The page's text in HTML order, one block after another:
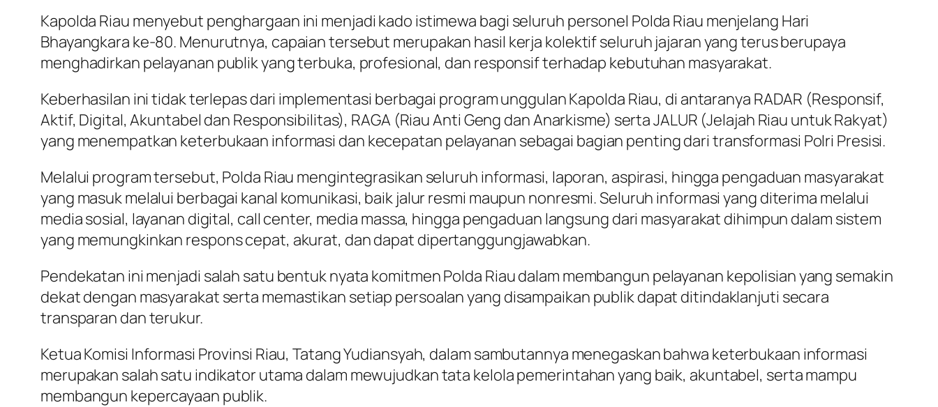
Kapolda Riau menyebut penghargaan ini menjadi kado istimewa bagi seluruh personel Polda Riau menjelang Hari
Bhayangkara ke-80. Menurutnya, capaian tersebut merupakan hasil kerja kolektif seluruh jajaran yang terus berupaya
menghadirkan pelayanan publik yang terbuka, profesional, dan responsif terhadap kebutuhan masyarakat.
Keberhasilan ini tidak terlepas dari implementasi berbagai program unggulan Kapolda Riau, di antaranya RADAR (Responsif,
Aktif, Digital, Akuntabel dan Responsibilitas), RAGA (Riau Anti Geng dan Anarkisme) serta JALUR (Jelajah Riau untuk Rakyat)
yang menempatkan keterbukaan informasi dan kecepatan pelayanan sebagai bagian penting dari transformasi Polri Presisi.
Melalui program tersebut, Polda Riau mengintegrasikan seluruh informasi, laporan, aspirasi, hingga pengaduan masyarakat
yang masuk melalui berbagai kanal komunikasi, baik jalur resmi maupun nonresmi. Seluruh informasi yang diterima melalui
media sosial, layanan digital, call center, media massa, hingga pengaduan langsung dari masyarakat dihimpun dalam sistem
yang memungkinkan respons cepat, akurat, dan dapat dipertanggungjawabkan.
Pendekatan ini menjadi salah satu bentuk nyata komitmen Polda Riau dalam membangun pelayanan kepolisian yang semakin
dekat dengan masyarakat serta memastikan setiap persoalan yang disampaikan publik dapat ditindaklanjuti secara
transparan dan terukur.
Ketua Komisi Informasi Provinsi Riau, Tatang Yudiansyah, dalam sambutannya menegaskan bahwa keterbukaan informasi
merupakan salah satu indikator utama dalam mewujudkan tata kelola pemerintahan yang baik, akuntabel, serta mampu
membangun kepercayaan publik.